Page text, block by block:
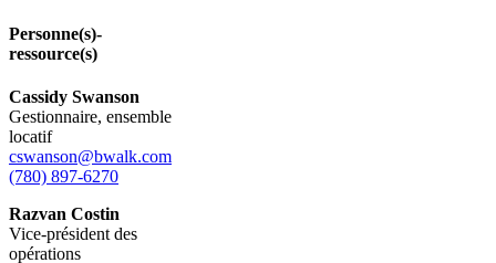
Personne(s)-
ressource(s)
Cassidy Swanson
Gestionnaire, ensemble
locatif
cswanson@bwalk.com
(780) 897-6270
Razvan Costin
Vice-président des
opérations